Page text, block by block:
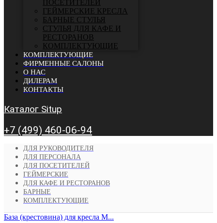
ПОСЕТИТЕЛЕЙ
ГЕЙМЕРСКИЕ КРЕСЛА
БАРНЫЕ СТУЛЬЯ
CТУЛЬЯ ДЛЯ КАФЕ И
РЕСТОРАНОВ
КОМПЛЕКТУЮЩИЕ
КОМПЛЕКТУЮЩИЕ
ФИРМЕННЫЕ САЛОНЫ
О НАС
ДИЛЕРАМ
КОНТАКТЫ
Каталог Situp
+7 (499) 460-06-94
ДЛЯ РУКОВОДИТЕЛЯ
ДЛЯ ПЕРСОНАЛА
ДЛЯ ПОСЕТИТЕЛЕЙ
ГЕЙМЕРСКИЕ
ДЛЯ КАФЕ И РЕСТОРАНОВ
БАРНЫЕ
КОМПЛЕКТУЮЩИЕ
База (крестовина) для кресла М...